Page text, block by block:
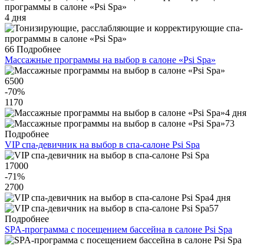
4 дня
66 Подробнее
Массажные программы на выбор в салоне «Psi Spa»
6500
-70%
1170
4 дня
73
Подробнее
VIP спа-девичник на выбор в спа-салоне Psi Spa
17000
-71%
2700
4 дня
57
Подробнее
SPA-программа с посещением бассейна в салоне Psi Spa